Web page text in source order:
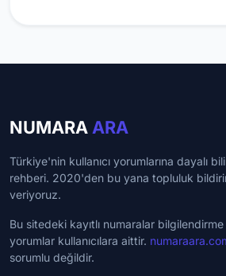
NUMARA ARA
Türkiye'nin kullanıcı yorumlarına dayalı
rehberi. 2020'den bu yana topluluk
veriyoruz.
Bu sitedeki kayıtlı numaralar bilgilendirme
yorumlar kullanıcılara aittir.
sorumlu değildir.